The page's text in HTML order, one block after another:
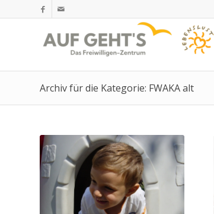
Archiv für die Kategorie: FWAKA alt